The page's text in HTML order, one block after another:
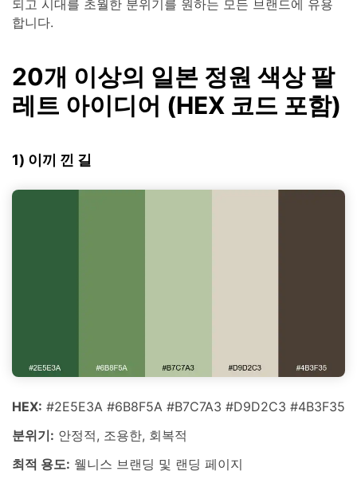
되고 시대를 초월한 분위기를 원하는 모든 브랜드에 유용
합니다.
20개 이상의 일본 정원 색상 팔
레트 아이디어 (HEX 코드 포함)
1) 이끼 낀 길
HEX: #2E5E3A #6B8F5A #B7C7A3 #D9D2C3 #4B3F35
분위기: 안정적, 조용한, 회복적
최적 용도: 웰니스 브랜딩 및 랜딩 페이지